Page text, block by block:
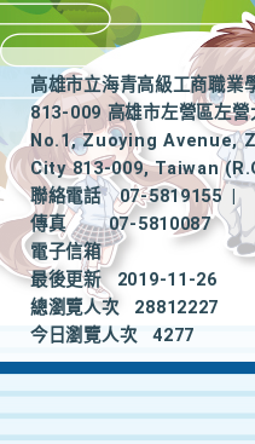
高雄市立海青高級工商職業
813-009 高雄市左營區左營
No.1, Zuoying Avenue,
City 813-009, Taiwan
聯絡電話
07-5819155
|
傳真
07-5810087
電子信箱
最後更新
2019-11-26
總瀏覽人次
28812227
今日瀏覽人次
4277